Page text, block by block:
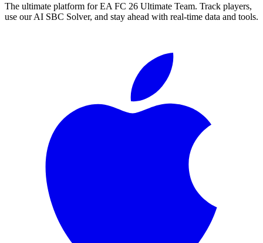
The ultimate platform for EA FC 26 Ultimate Team. Track players,
use our AI SBC Solver, and stay ahead with real-time data and tools.